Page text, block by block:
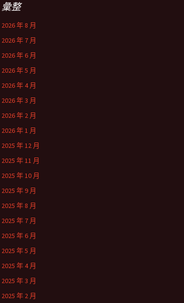
彙整
2026 年 8 月
2026 年 7 月
2026 年 6 月
2026 年 5 月
2026 年 4 月
2026 年 3 月
2026 年 2 月
2026 年 1 月
2025 年 12 月
2025 年 11 月
2025 年 10 月
2025 年 9 月
2025 年 8 月
2025 年 7 月
2025 年 6 月
2025 年 5 月
2025 年 4 月
2025 年 3 月
2025 年 2 月